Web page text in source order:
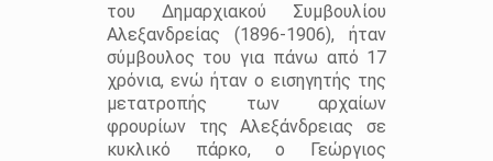
του Δημαρχιακού Συμβουλίου
Αλεξανδρείας (1896-1906), ήταν
σύμβουλος του για πάνω από 17
χρόνια, ενώ ήταν ο εισηγητής της
μετατροπής των αρχαίων
φρουρίων της Αλεξάνδρειας σε
κυκλικό πάρκο, ο Γεώργιος